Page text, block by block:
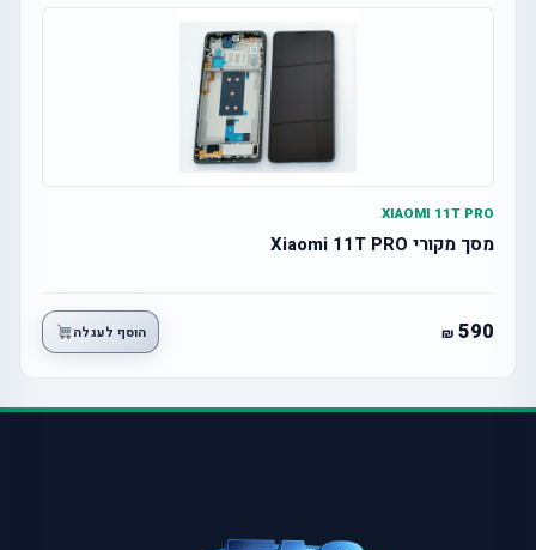
XIAOMI 11T PRO
מסך מקורי Xiaomi 11T PRO
590 הוסף לעגלה